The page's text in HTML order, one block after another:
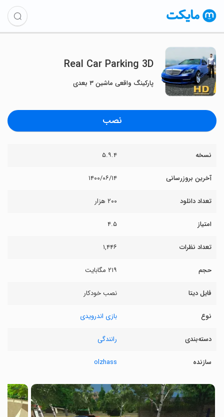
Real Car Parking 3D
پارکینگ واقعی ماشین ۳ بعدی
نصب
نسخه ۵.۹.۴
آخرین بروزرسانی ۱۴۰۰/۰۶/۱۴
تعداد دانلود ۲۰۰ هزار
امتیاز ۴.۵
تعداد نظرات ۱,۴۴۶
حجم ۲۱۹ مگابایت
فایل دیتا نصب خودکار
نوع بازی اندرویدی
دسته‌بندی رانندگی
سازنده olzhass